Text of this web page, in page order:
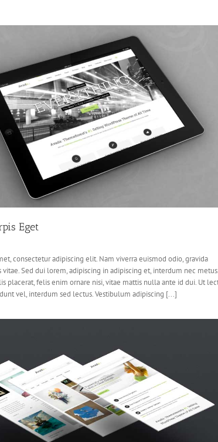
Eget
consectetur adipiscing elit. Nam viverra euismod odio, gravida
Sed dui lorem, adipiscing in adipiscing et, interdum nec
placerat, felis enim ornare nisi, vitae mattis nulla ante id dui. Ut
vel, interdum sed lectus. Vestibulum adipiscing [...]
Mauris Fringilla Voluts
Audio
Web